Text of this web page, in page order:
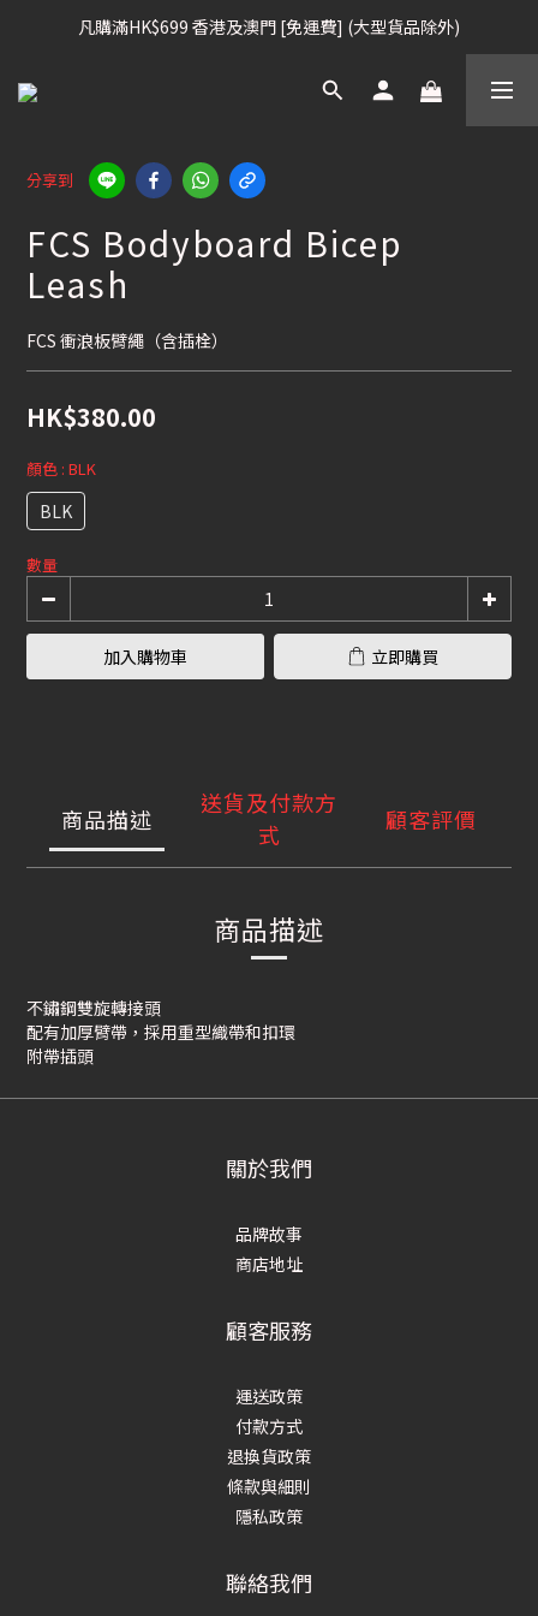
凡購滿HK$699 香港及澳門 [免運費] (大型貨品除外)
凡購滿HK$699 香港及澳門 [免運費] (大型貨品除外)
滑雪板, 固定器, 滑雪靴, 護目鏡 頭盔 , 85折 / 其他滑雪用品 75折
凡購滿HK$699 香港及澳門 [免運費] (大型貨品除外)
分享到
FCS Bodyboard Bicep
Leash
FCS 衝浪板臂繩（含插栓）
HK$380.00
顏色 : BLK
BLK
數量
加入購物車 立即購買
商品描述
送貨及付款方
式
顧客評價
商品描述
不鏽鋼雙旋轉接頭
配有加厚臂帶，採用重型織帶和扣環
附帶插頭
關於我們
品牌故事
商店地址
顧客服務
運送政策
付款方式
退換貨政策
條款與細則
隱私政策
聯絡我們